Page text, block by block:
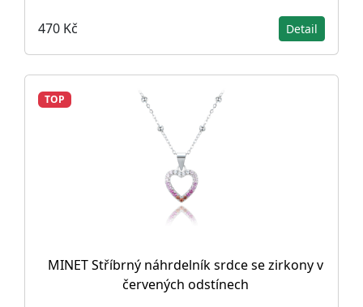
470 Kč Detail
TOP
MINET Stříbrný náhrdelník srdce se zirkony v
červených odstínech